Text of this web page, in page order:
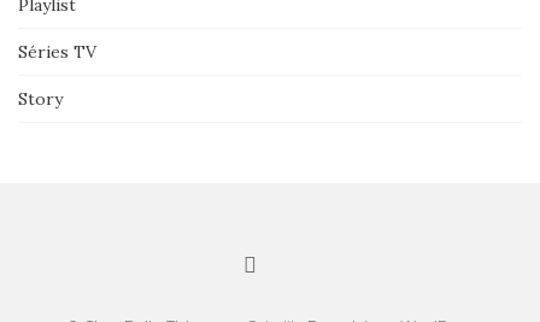
Séries TV
Story